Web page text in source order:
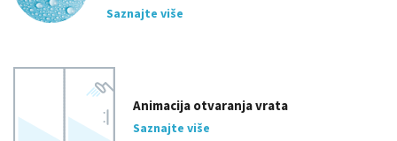
Saznajte više
Animacija otvaranja vrata
Saznajte više